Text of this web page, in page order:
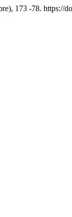
173 -78. https://